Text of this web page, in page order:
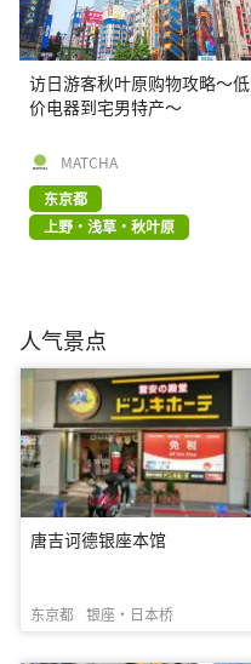
访日游客秋叶原购物攻略〜低
价电器到宅男特产〜
MATCHA
东京都
上野・浅草・秋叶原
人气景点
唐吉诃德银座本馆
东京都 银座・日本桥